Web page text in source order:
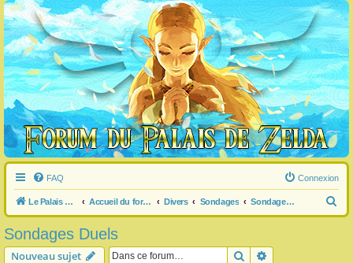
FAQ Connexion
Le Palais de Zelda Accueil du forum Divers Sondages Sondages Duels
e
Sondages Duels
Nouveau sujet Rechercher